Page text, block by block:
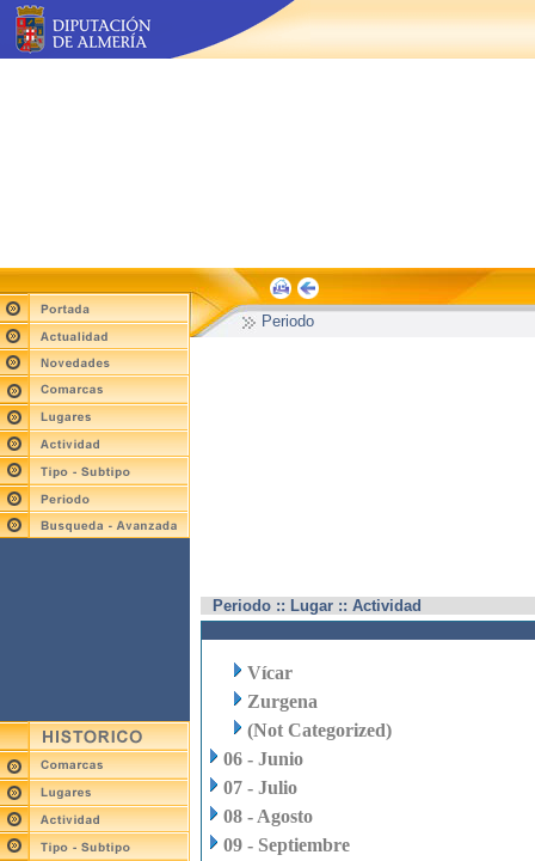
Periodo
Periodo :: Lugar :: Actividad
Vícar
Zurgena
(Not Categorized)
06 - Junio
07 - Julio
08 - Agosto
09 - Septiembre